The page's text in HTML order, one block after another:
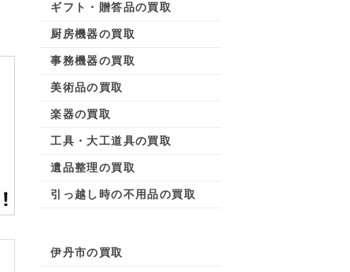
ギフト・贈答品の買取
厨房機器の買取
事務機器の買取
美術品の買取
楽器の買取
工具・大工道具の買取
遺品整理の買取
引っ越し時の不用品の買取
伊丹市の買取